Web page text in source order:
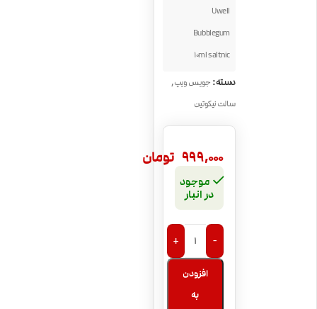
Uwell
Bubblegum
10ml saltnic
دسته: جویس ویپ,
سالت نیکوتین
999,000 تومان
موجود
در انبار
-
+
افزودن
به